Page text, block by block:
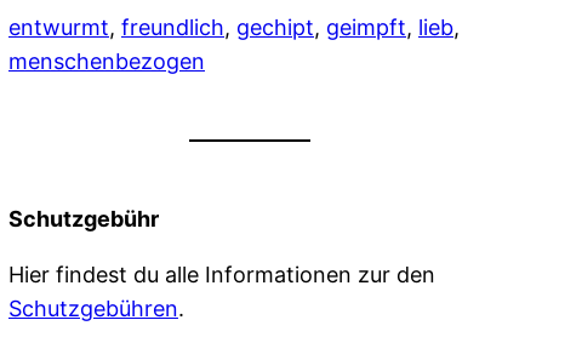
entwurmt, freundlich, gechipt, geimpft, lieb
menschenbezogen
Schutzgebühr
Hier findest du alle Informationen zur den
Schutzgebühren.